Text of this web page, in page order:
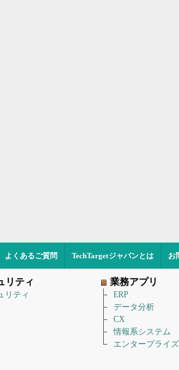
よくあるご質問 TechTargetジャパンとは お
リティ
リティ
業務アプリ
ERP
データ分析
CX
情報系システム
エンタープライ